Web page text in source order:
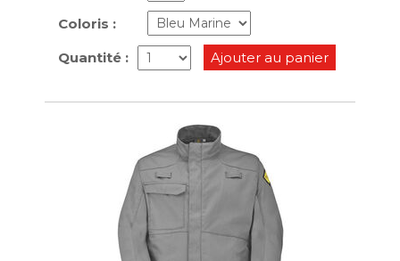
Coloris :
Quantité : Ajouter au panier